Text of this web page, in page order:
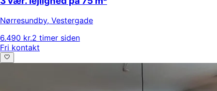
Nørresundby, Vestergade
6.490 kr.2 timer siden
Fri kontakt